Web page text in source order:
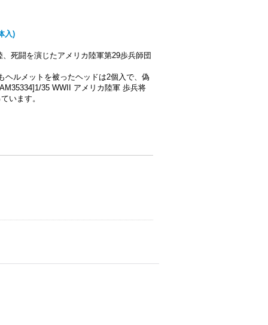
入)
死闘を演じたアメリカ陸軍第29歩兵師団
ヘルメットを被ったヘッドは2個入で、偽
35 WWII アメリカ陸軍 歩兵将
います。